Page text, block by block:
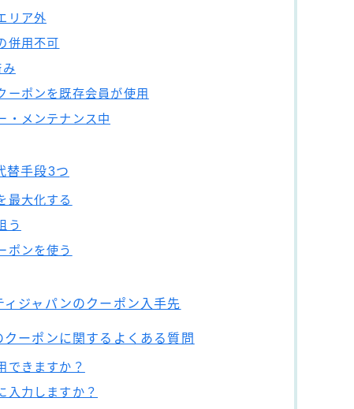
リア外
併用不可
ポンを既存会員が使用
・メンテナンス中
替手段3つ
最大化する
う
ポンを使う
ジャパンのクーポン入手先
クーポンに関するよくある質問
できますか？
入力しますか？